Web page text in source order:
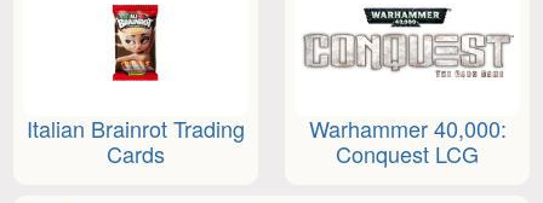
Italian Brainrot Trading
Cards
Warhammer 40,000:
Conquest LCG